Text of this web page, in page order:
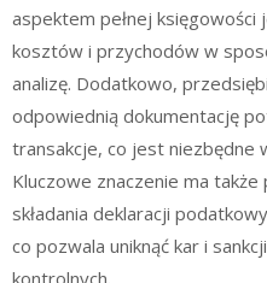
aspektem pełnej
kosztów i przychodów w
analizę. Dodatkowo,
odpowiednią dokumentację
transakcje, co jest niezbędne
Kluczowe znaczenie ma
składania deklaracji
co pozwala uniknąć kar i